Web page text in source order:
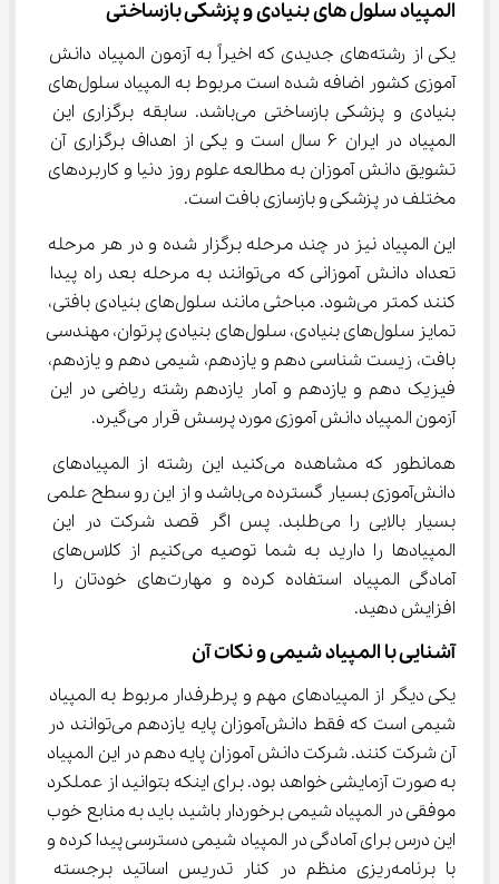
المپیاد سلول های بنیادی و پزشکی بازساختی
یکی از رشته‌های جدیدی که اخیراً به آزمون المپیاد دانش
آموزی کشور اضافه شده است مربوط به المپیاد سلول‌های
بنیادی و پزشکی بازساختی می‌باشد. سابقه برگزاری این
المپیاد در ایران ۶ سال است و یکی از اهداف برگزاری آن
تشویق دانش آموزان به مطالعه علوم روز دنیا و کاربردهای
مختلف در پزشکی و بازسازی بافت است.
این المپیاد نیز در چند مرحله برگزار شده و در هر مرحله
تعداد دانش آموزانی که می‌توانند به مرحله بعد راه پیدا
کنند کمتر می‌شود. مباحثی مانند سلول‌های بنیادی بافتی،
تمایز سلول‌های بنیادی، سلول‌های بنیادی پرتوان، مهندسی
بافت، زیست شناسی دهم و یازدهم، شیمی دهم و یازدهم،
فیزیک دهم و یازدهم و آمار یازدهم رشته ریاضی در این
آزمون المپیاد دانش آموزی مورد پرسش قرار می‌گیرد.
همانطور که مشاهده می‌کنید این رشته از المپیادهای
دانش‌آموزی بسیار گسترده می‌باشد و از این رو سطح علمی
بسیار بالایی را می‌طلبد. پس اگر قصد شرکت در این
المپیادها را دارید به شما توصیه می‌کنیم از کلاس‌های
آمادگی المپیاد استفاده کرده و مهارت‌های خودتان را
افزایش دهید.
آشنایی با المپیاد شیمی و نکات آن
یکی دیگر از المپیادهای مهم و پرطرفدار مربوط به المپیاد
شیمی است که فقط دانش‌آموزان پایه یازدهم می‌توانند در
آن شرکت کنند. شرکت دانش آموزان پایه دهم در این المپیاد
به صورت آزمایشی خواهد بود. برای اینکه بتوانید از عملکرد
موفقی در المپیاد شیمی برخوردار باشید باید به منابع خوب
این درس برای آمادگی در المپیاد شیمی دسترسی پیدا کرده و
با برنامه‌ریزی منظم در کنار تدریس اساتید برجسته